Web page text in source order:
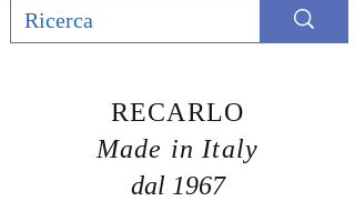
RECARLO
Made in Italy
dal 1967